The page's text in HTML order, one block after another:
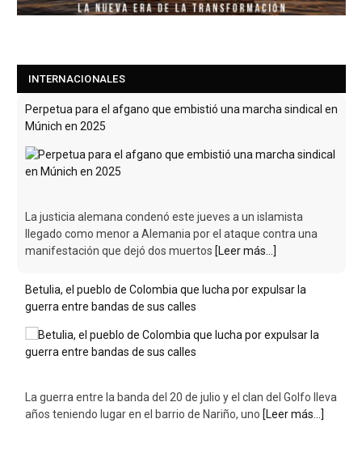
INTERNACIONALES
Perpetua para el afgano que embistió una marcha sindical en
Múnich en 2025
La justicia alemana condenó este jueves a un islamista
llegado como menor a Alemania por el ataque contra una
manifestación que dejó dos muertos [Leer más...]
Betulia, el pueblo de Colombia que lucha por expulsar la
guerra entre bandas de sus calles
La guerra entre la banda del 20 de julio y el clan del Golfo lleva
años teniendo lugar en el barrio de Nariño, uno [Leer más...]